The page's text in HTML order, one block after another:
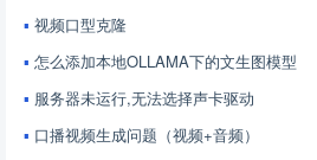
视频口型克隆
怎么添加本地OLLAMA下的文生图模型
服务器未运行,无法选择声卡驱动
口播视频生成问题（视频+音频）